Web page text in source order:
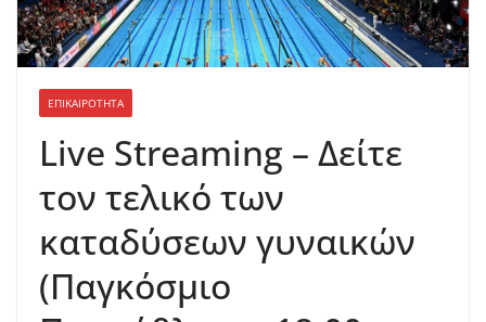
ΕΠΙΚΑΙΡΟΤΗΤΑ
Live Streaming – Δείτε
τον τελικό των
καταδύσεων γυναικών
(Παγκόσμιο